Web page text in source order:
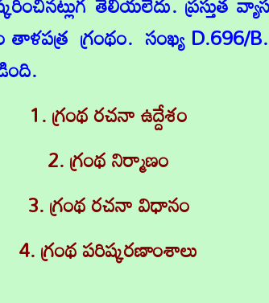
గ్రంథం. సంఖ్య D.696/
1. గ్రంథ రచనా ఉద్దేశం
2. గ్రంథ నిర్మాణం
3. గ్రంథ రచనా విధానం
4. గ్రంథ పరిష్కరణాంశాలు